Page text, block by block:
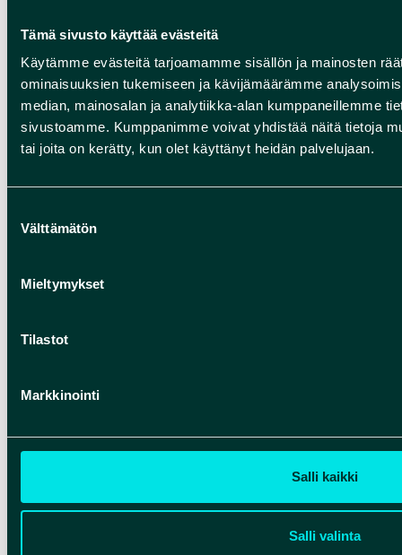
Tämä sivusto käyttää evästeitä
Käytämme evästeitä tarjoamamme sisällön ja mainosten
ominaisuuksien tukemiseen ja kävijämäärämme
median, mainosalan ja analytiikka-alan kumppaneillemme
sivustoamme. Kumppanimme voivat yhdistää näitä tietoja
tai joita on kerätty, kun olet käyttänyt heidän palvelujaan.
valinta
Välttämätön
Mieltymykset
Tilastot
Markkinointi
Salli kaikki
Salli valinta
MELONTA
Melontaretkillä pääset tutustumaan
Rokua Geoparkin luontoon aivan
uudesta näkövinkkelistä! Melonta on
patikointiin verrattavissa olevaa
lihakset saavat liikettä ja mieli virkistyy
tehdä kajakilla tai avokanootilla. Saat
lisätietoa melonnasta useilta alueen
kääntyä jo retkeä suunnitellessa.
Melonta
Artikkelien
Edellinen 1 2
3